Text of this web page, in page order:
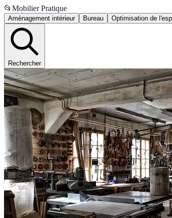
📂 Mobilier Pratique
Aménagement intérieur Bureau Optimisation de
Rechercher